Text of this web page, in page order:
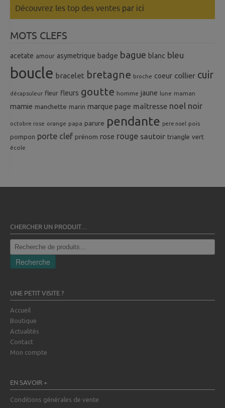
Découvrez les top des ventes par ici
MOTS CLEFS
acetate amour asymetrique badge bague blanc bleu
boucle bracelet bretagne broche coeur collier cuir
décapsuleur fleur fleurs goutte homme jaune lune maman
mamie manchette marin marque page maîtresse noel noir
octobre rose orange papa parure pendante pere noel pois
pompon porte clef prénom rose rouge sautoir triangle vert
école
CHERCHER UN PRODUIT…
Recherche
pour :
Recherche
UNE PETIT VISITE ?
Accueil
Boutique
Actualités
Contact
Mon compte
EN SAVOIR +
Conditions générales de vente